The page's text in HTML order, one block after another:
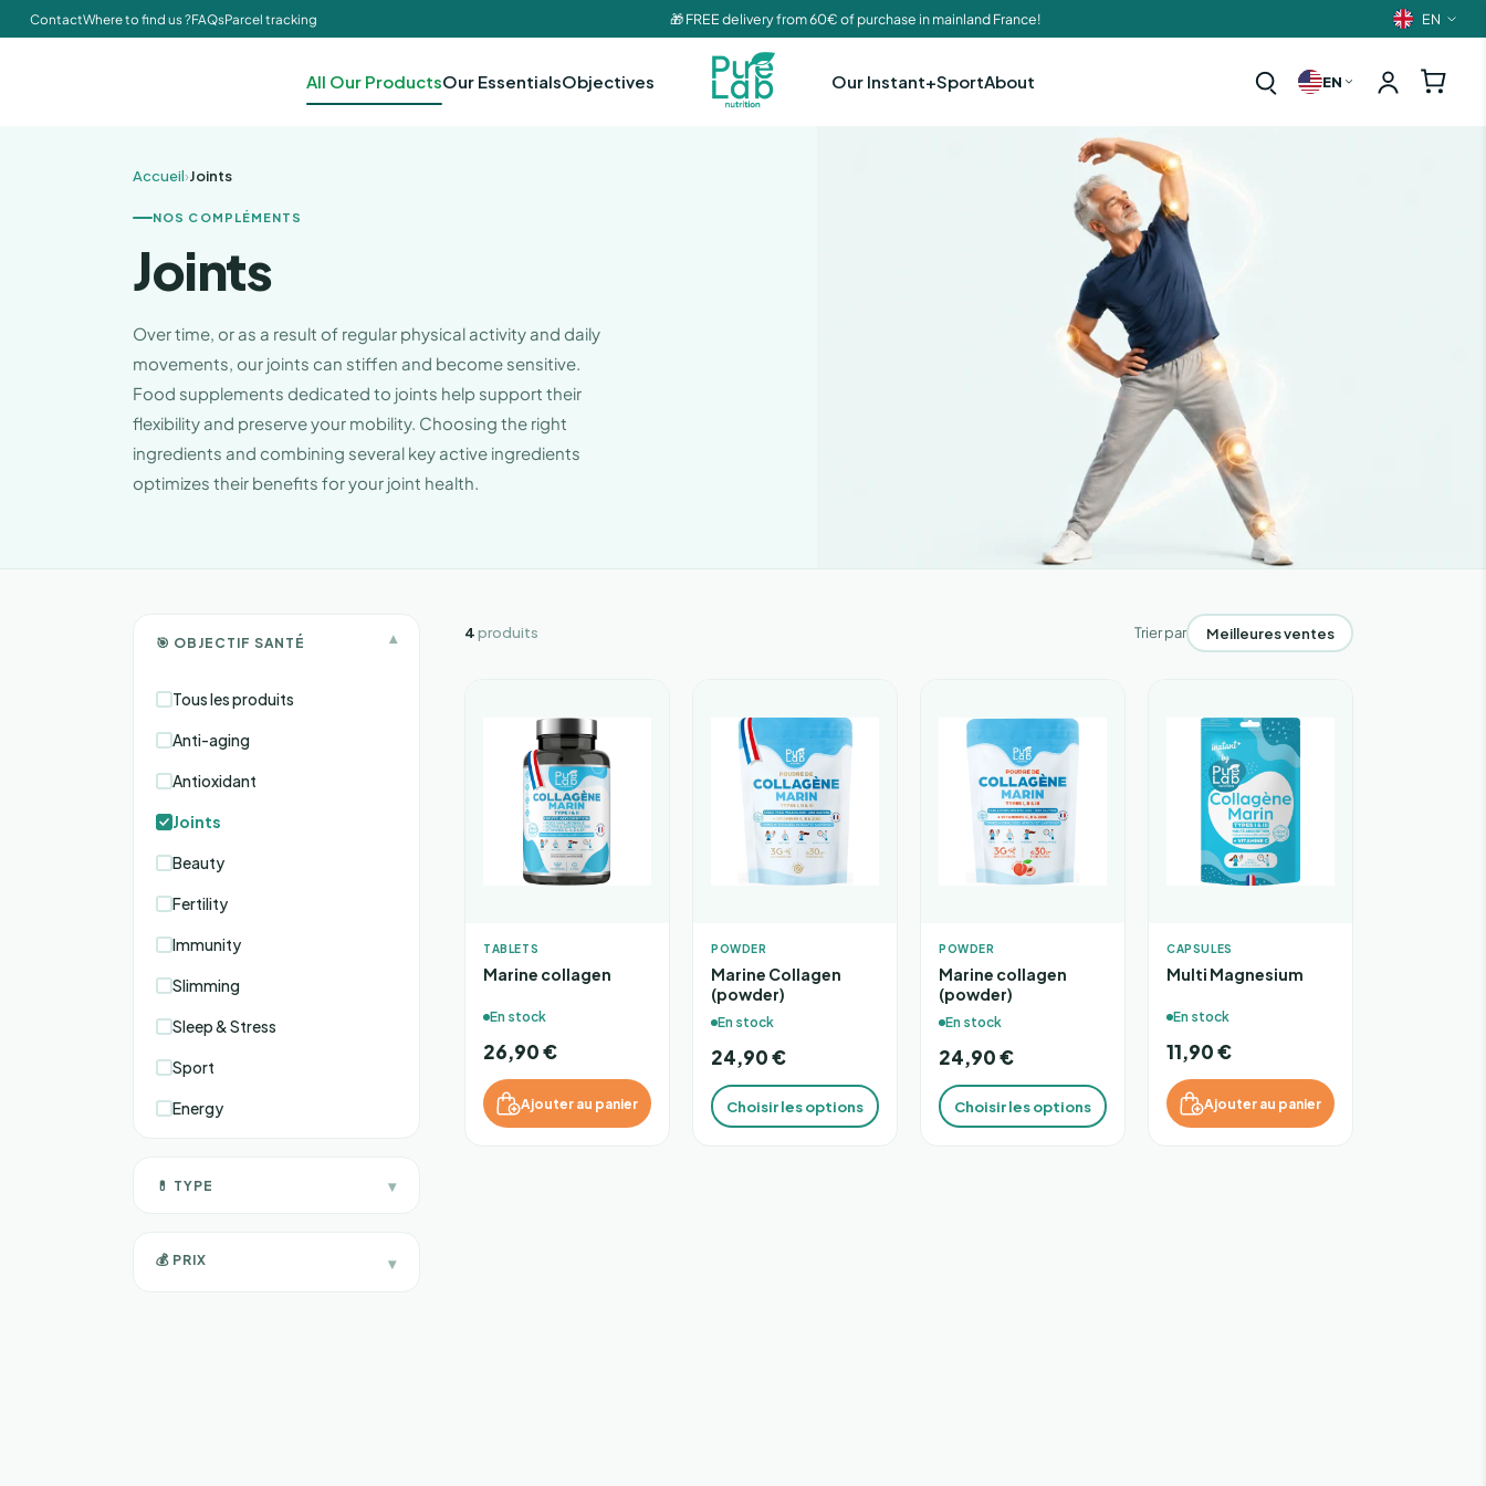
ContactWhere to find us ?FAQsParcel tracking 🎁 FREE delivery from 60€ of purchase in mainland France! EN
All Our ProductsOur EssentialsObjectives Our Instant+SportAbout EN
Accueil›Joints
NOS COMPLÉMENTS
Joints
Over time, or as a result of regular physical activity and daily
movements, our joints can stiffen and become sensitive.
Food supplements dedicated to joints help support their
flexibility and preserve your mobility. Choosing the right
ingredients and combining several key active ingredients
optimizes their benefits for your joint health.
🎯 OBJECTIF SANTÉ ▾
Tous les produits
Anti-aging
Antioxidant
Joints
Beauty
Fertility
Immunity
Slimming
Sleep & Stress
Sport
Energy
💊 TYPE ▾
💰 PRIX ▾
4produits Trier par
TABLETS
Marine collagen
En stock
26,90 €
Ajouter au panier
POWDER
Marine Collagen
(powder)
En stock
24,90 €
Choisir les options
POWDER
Marine collagen
(powder)
En stock
24,90 €
Choisir les options
CAPSULES
Multi Magnesium
En stock
11,90 €
Ajouter au panier